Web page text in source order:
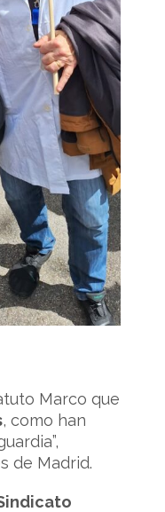
Marco que
, como han
de Madrid.